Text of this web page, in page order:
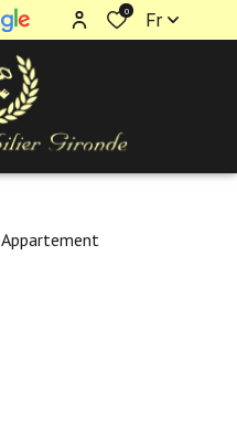
0 Fr
Appartement